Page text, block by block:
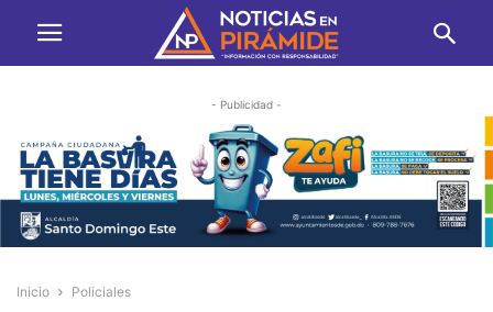
- Publicidad -
Inicio Policiales